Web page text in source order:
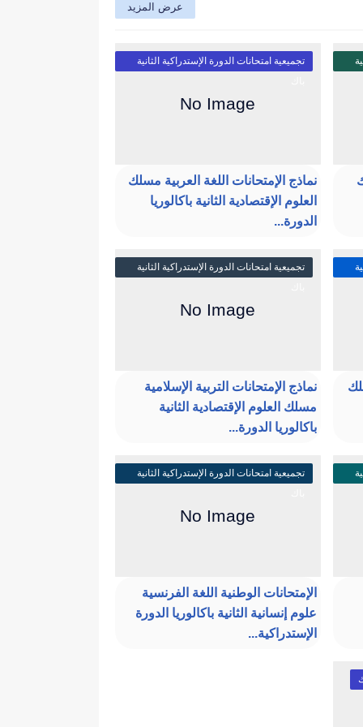
عرض المزيد
تجميعية امتحانات الدورة الإستدراكية الثانية
نماذج الإمتحانات اللغة العربية مسلك
العلوم الإقتصادية الثانية باكالوريا
الدورة...
تجميعية امتحانات الدورة الإستدراكية الثانية
نماذج الإمتحانات التربية الإسلامية
مسلك العلوم الإقتصادية الثانية
باكالوريا الدورة...
تجميعية امتحانات الدورة الإستدراكية الثانية
الإمتحانات الوطنية اللغة الفرنسية
علوم إنسانية الثانية باكالوريا الدورة
الإستدراكية...